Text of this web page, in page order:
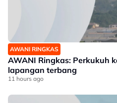
AWANI RINGKAS
AWANI Ringkas: Perkukuh
lapangan terbang
11 hours ago